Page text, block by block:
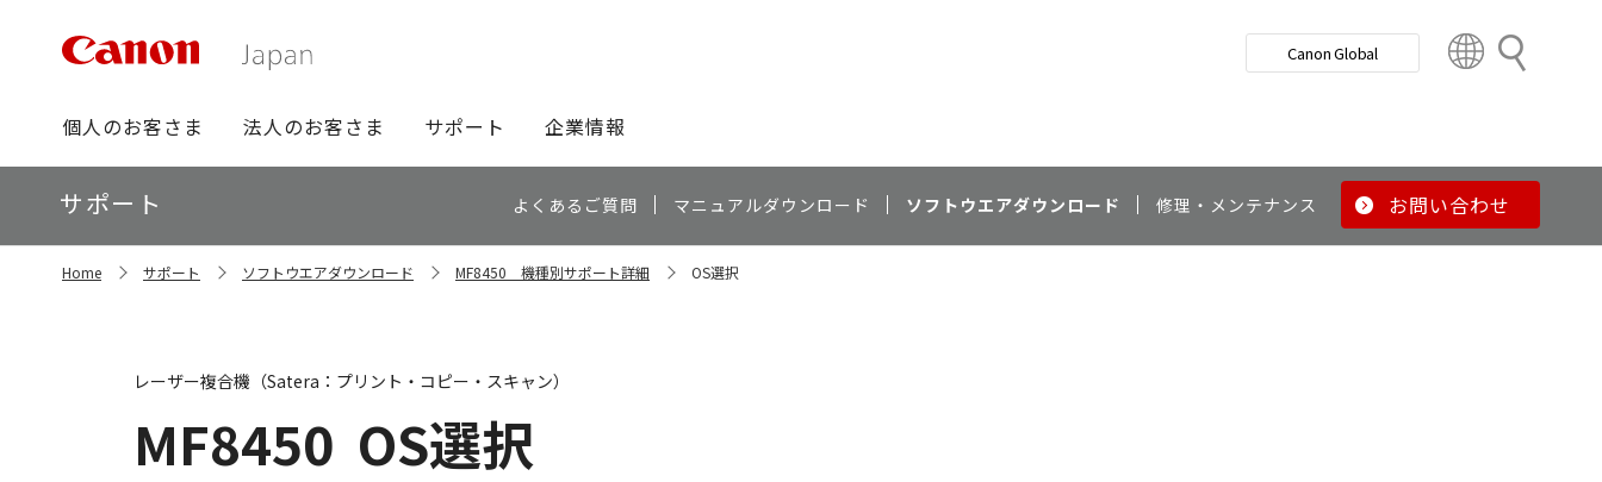
検
グ
ロ
ー
バ
ビ
個人のお客さま 法人のお客さま サポート 企業情報
Canon Global
t
y
ロ
ー
カ
ル
サポート よくあるご質問 マニュアルダウンロード ソフトウエアダウンロード 修理・メンテナンス お問い合わせ
Home サポート ソフトウエアダウンロード MF8450 機種別サポート詳細 OS選択
MF8450 OS選択
レーザー複合機（Satera：プリント・コピー・スキャン）